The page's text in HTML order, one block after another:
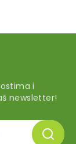
i
newsletter!